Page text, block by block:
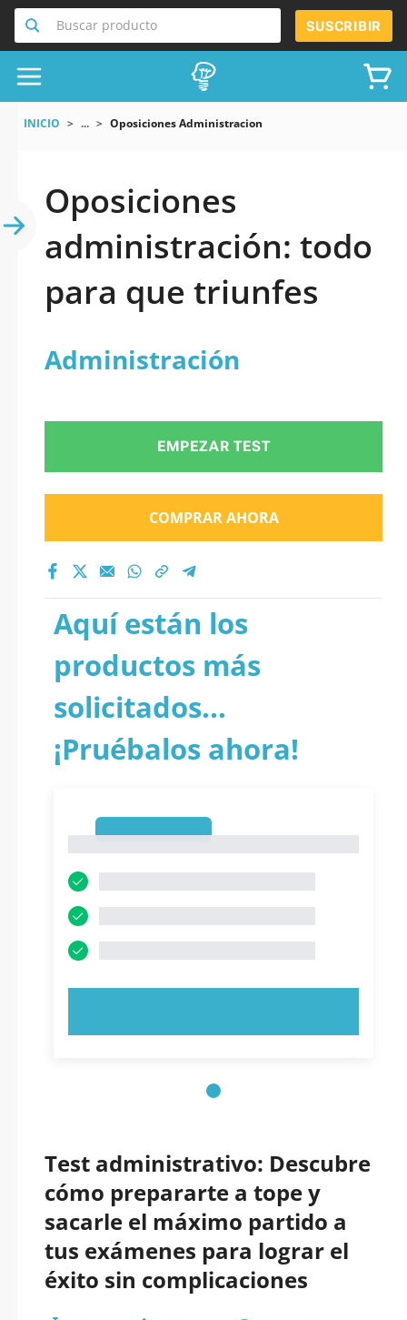
Buscar producto SUSCRIBIR
INICIO ... Oposiciones Administracion
Oposiciones
administración: todo
para que triunfes
Administración
EMPEZAR TEST
COMPRAR AHORA
Aquí están los
productos más
solicitados...
¡Pruébalos ahora!
Test administrativo: Descubre
cómo prepararte a tope y
sacarle el máximo partido a
tus exámenes para lograr el
éxito sin complicaciones